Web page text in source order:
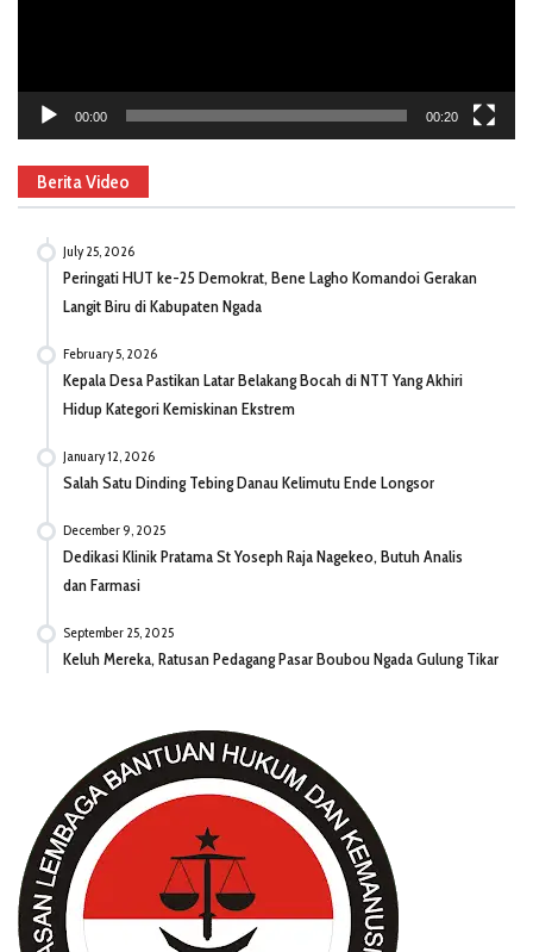
00:00 00:20
Berita Video
July 25, 2026
Peringati HUT ke-25 Demokrat, Bene Lagho Komandoi Gerakan
Langit Biru di Kabupaten Ngada
February 5, 2026
Kepala Desa Pastikan Latar Belakang Bocah di NTT Yang Akhiri
Hidup Kategori Kemiskinan Ekstrem
January 12, 2026
Salah Satu Dinding Tebing Danau Kelimutu Ende Longsor
December 9, 2025
Dedikasi Klinik Pratama St Yoseph Raja Nagekeo, Butuh Analis
dan Farmasi
September 25, 2025
Keluh Mereka, Ratusan Pedagang Pasar Boubou Ngada Gulung Tikar